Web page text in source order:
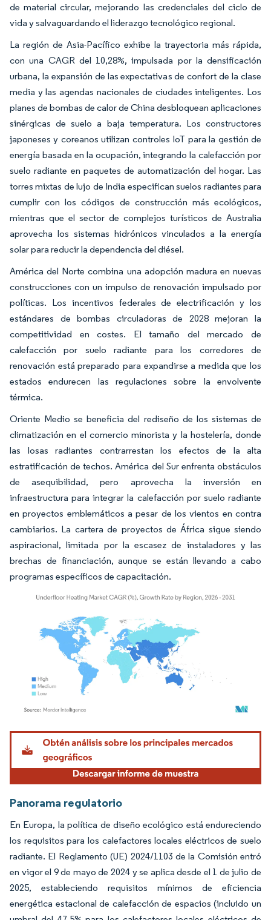
de material circular, mejorando las credenciales del ciclo de
vida y salvaguardando el liderazgo tecnológico regional.
La región de Asia-Pacífico exhibe la trayectoria más rápida,
con una CAGR del 10,28%, impulsada por la densificación
urbana, la expansión de las expectativas de confort de la clase
media y las agendas nacionales de ciudades inteligentes. Los
planes de bombas de calor de China desbloquean aplicaciones
sinérgicas de suelo a baja temperatura. Los constructores
japoneses y coreanos utilizan controles IoT para la gestión de
energía basada en la ocupación, integrando la calefacción por
suelo radiante en paquetes de automatización del hogar. Las
torres mixtas de lujo de India especifican suelos radiantes para
cumplir con los códigos de construcción más ecológicos,
mientras que el sector de complejos turísticos de Australia
aprovecha los sistemas hidrónicos vinculados a la energía
solar para reducir la dependencia del diésel.
América del Norte combina una adopción madura en nuevas
construcciones con un impulso de renovación impulsado por
políticas. Los incentivos federales de electrificación y los
estándares de bombas circuladoras de 2028 mejoran la
competitividad en costes. El tamaño del mercado de
calefacción por suelo radiante para los corredores de
renovación está preparado para expandirse a medida que los
estados endurecen las regulaciones sobre la envolvente
térmica.
Oriente Medio se beneficia del rediseño de los sistemas de
climatización en el comercio minorista y la hostelería, donde
las losas radiantes contrarrestan los efectos de la alta
estratificación de techos. América del Sur enfrenta obstáculos
de asequibilidad, pero aprovecha la inversión en
infraestructura para integrar la calefacción por suelo radiante
en proyectos emblemáticos a pesar de los vientos en contra
cambiarios. La cartera de proyectos de África sigue siendo
aspiracional, limitada por la escasez de instaladores y las
brechas de financiación, aunque se están llevando a cabo
programas específicos de capacitación.
Imagen © Mordor Intelligence. El uso requiere atribución según CC BY 4.0.
Panorama regulatorio
En Europa, la política de diseño ecológico está endureciendo
los requisitos para los calefactores locales eléctricos de suelo
radiante. El Reglamento (UE) 2024/1103 de la Comisión entró
en vigor el 9 de mayo de 2024 y se aplica desde el 1 de julio de
2025, estableciendo requisitos mínimos de eficiencia
energética estacional de calefacción de espacios (incluido un